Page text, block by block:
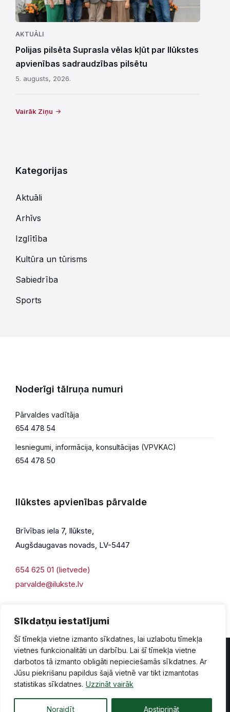
Sīkdatņu iestatījumi
Šī tīmekļa vietne izmanto sīkdatnes, lai uzlabotu tīmekļa
vietnes funkcionalitāti un darbību. Lai šī tīmekļa vietne
darbotos tā izmanto obligāti nepieciešamās sīkdatnes. Ar
Jūsu piekrišanu papildus šajā vietnē var tikt izmantotas
statistikas sīkdatnes. Uzzināt vairāk
Noraidīt Apstiprināt
AKTUĀLI
Polijas pilsēta Suprasla vēlas kļūt par Ilūkstes
apvienības sadraudzības pilsētu
5. augusts, 2026.
Vairāk Ziņu
Kategorijas
Aktuāli
Arhīvs
Izglītība
Kultūra un tūrisms
Sabiedrība
Sports
Noderīgi tālruņa numuri
Pārvaldes vadītāja
654 478 54
Iesniegumi, informācija, konsultācijas (VPVKAC)
654 478 50
Ilūkstes apvienības pārvalde
Brīvības iela 7, Ilūkste,
Augšdaugavas novads, LV-5447
654 625 01 (lietvede)
parvalde@ilukste.lv
Privātuma politika Piekļūstamība
Lapas karte